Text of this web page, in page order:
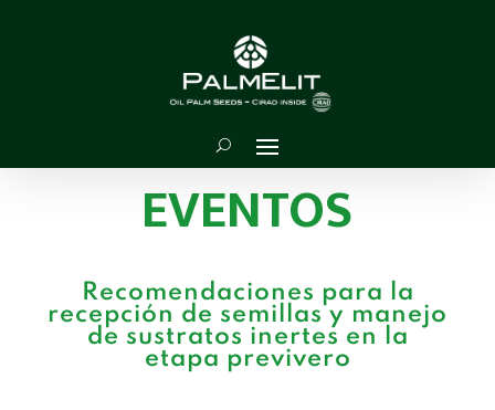
EVENTOS
Recomendaciones para la
recepción de semillas y manejo
de sustratos inertes en la
etapa previvero